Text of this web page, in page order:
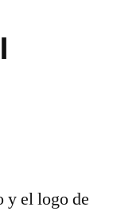
y el logo de